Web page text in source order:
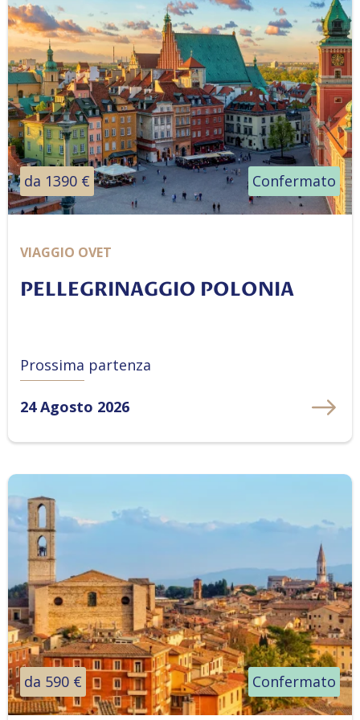
da 1390 € Confermato
VIAGGIO OVET
PELLEGRINAGGIO POLONIA
Prossima partenza
24 Agosto 2026
da 590 € Confermato